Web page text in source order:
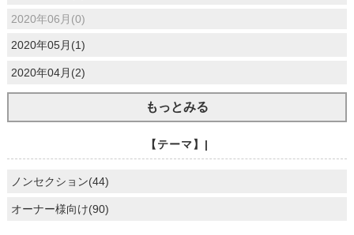
2020年06月(0)
2020年05月(1)
2020年04月(2)
もっとみる
【テーマ】|
ノンセクション(44)
オーナー様向け(90)